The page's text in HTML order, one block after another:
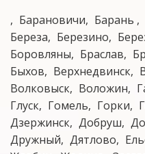
Барановичи Барань
Береза
Березино
Боровляны
Браслав
Быхов
Верхнедвинск
Волковыск
Воложин
Глуск
Гомель Горки
Дзержинск Добруш
Дружный
Дятлово